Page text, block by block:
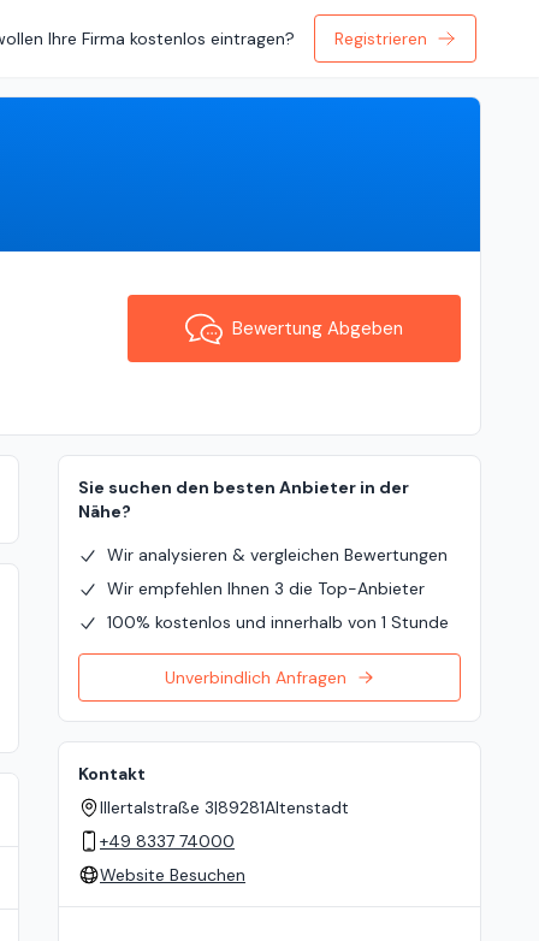
Ihre Firma kostenlos eintragen? Registrieren
Bewertung Abgeben
Sie suchen den besten Anbieter in der
Nähe?
Wir analysieren & vergleichen Bewertungen
Wir empfehlen Ihnen 3 die Top-Anbieter
100% kostenlos und innerhalb von 1 Stunde
Unverbindlich Anfragen
Kontakt
Illertalstraße 3|89281Altenstadt
+49 8337 74000
Website Besuchen